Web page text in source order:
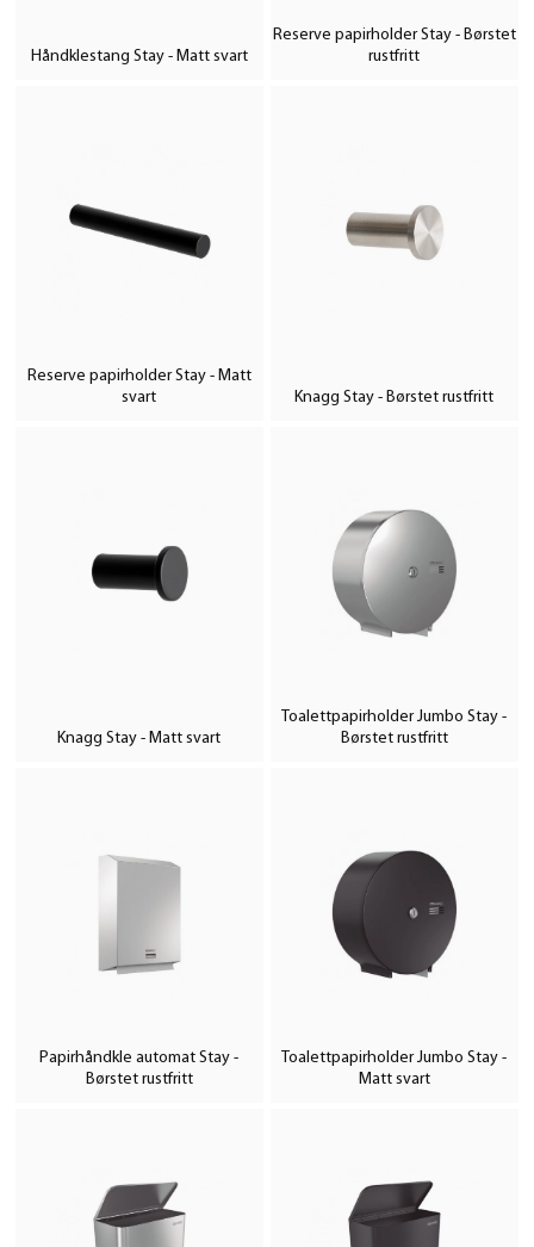
Håndklestang Stay - Matt svart
Reserve papirholder Stay - Børstet
rustfritt
Reserve papirholder Stay - Matt
svart
Knagg Stay - Børstet rustfritt
Knagg Stay - Matt svart
Toalettpapirholder Jumbo Stay -
Børstet rustfritt
Papirhåndkle automat Stay -
Børstet rustfritt
Toalettpapirholder Jumbo Stay -
Matt svart